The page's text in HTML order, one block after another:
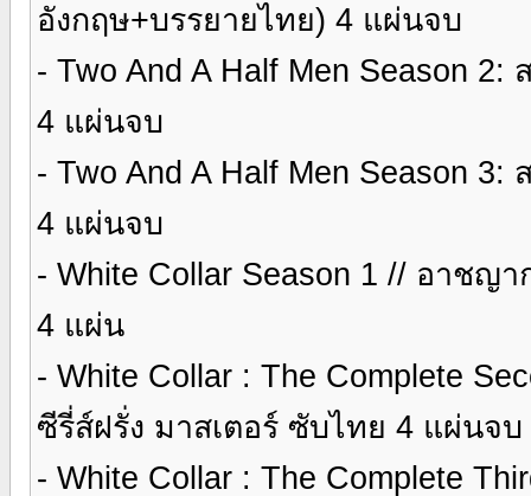
อังกฤษ+บรรยายไทย) 4 แผ่นจบ
- Two And A Half Men Season
4 แผ่นจบ
- Two And A Half Men Season
4 แผ่นจบ
- White Collar Season 1 // อาชญ
4 แผ่น
- White Collar : The Complete
ซีรี่ส์ฝรั่ง มาสเตอร์ ซับไทย 4 แผ่นจบ
- White Collar : The Complete